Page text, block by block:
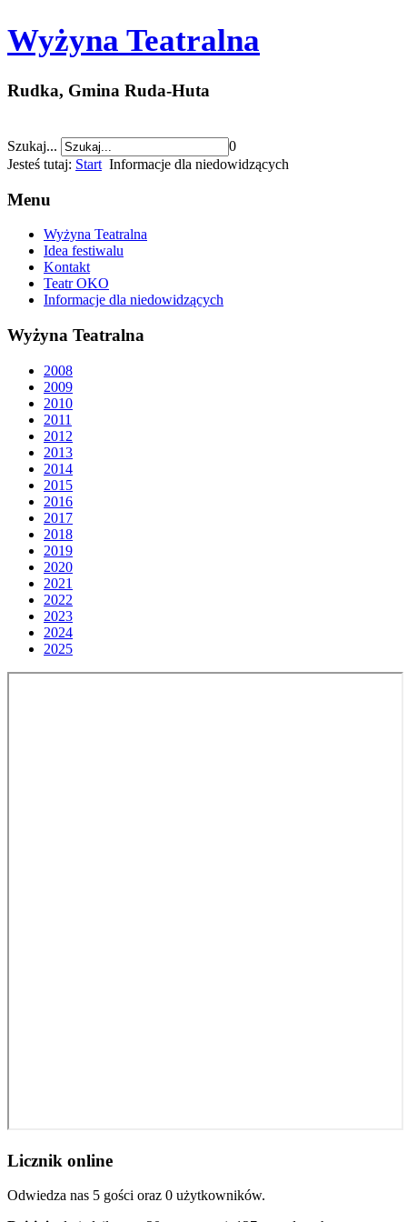
Wyżyna Teatralna
Rudka, Gmina Ruda-Huta
Szukaj...
0
Jesteś tutaj: Start Informacje dla niedowidzących
Menu
Wyżyna Teatralna
Idea festiwalu
Kontakt
Teatr OKO
Informacje dla niedowidzących
Wyżyna Teatralna
2008
2009
2010
2011
2012
2013
2014
2015
2016
2017
2018
2019
2020
2021
2022
2023
2024
2025
Licznik online
Odwiedza nas 5 gości oraz 0 użytkowników.